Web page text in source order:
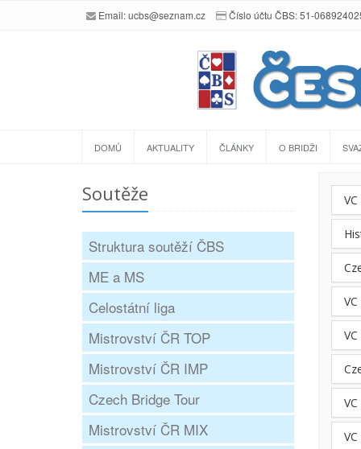
Email:ucbs@seznam.cz Číslo účtu ČBS: 51-
DOMŮ AKTUALITY ČLÁNKY O BRIDŽI
Soutěže
Struktura soutěží ČBS
ME a MS
Celostátní liga
Mistrovství ČR TOP
Mistrovství ČR IMP
Czech Bridge Tour
Mistrovství ČR MIX